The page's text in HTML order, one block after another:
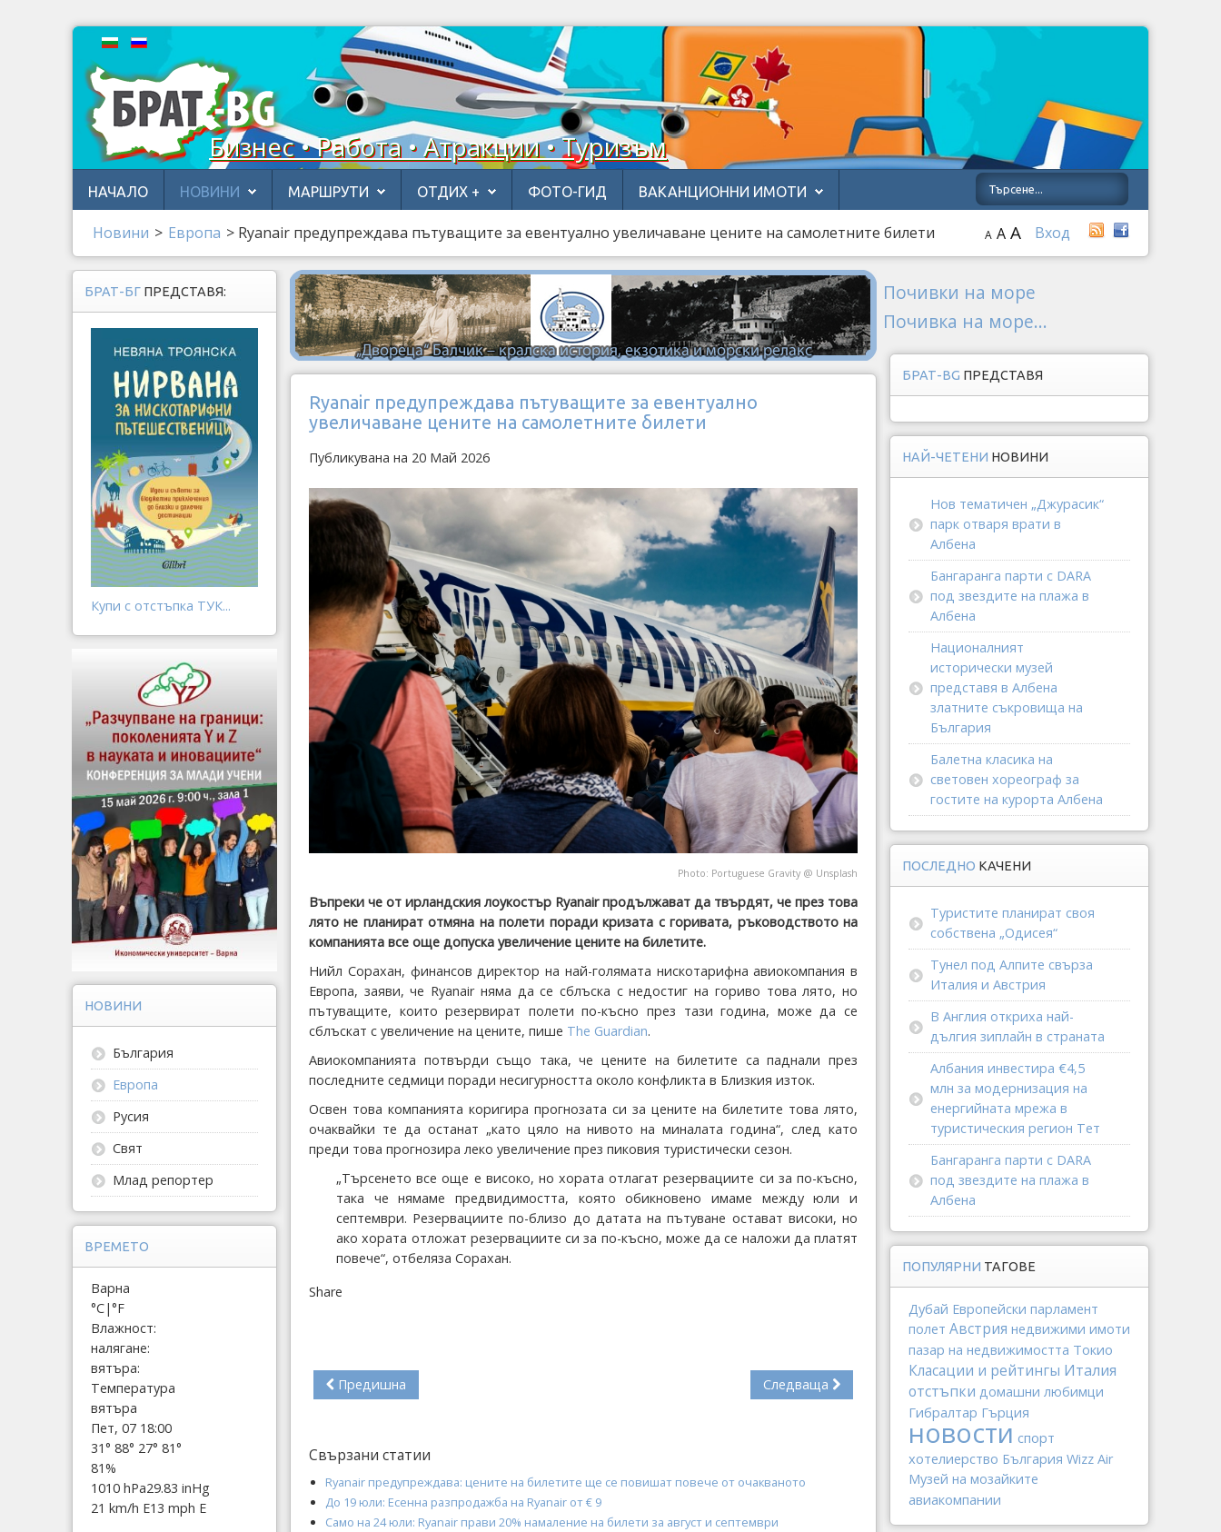
Бизнес • Работа • Атракции • Туризъм
НАЧАЛО НОВИНИ МАРШРУТИ ОТДИХ + ФОТО-ГИД ВАКАНЦИОННИ ИМОТИ
Новини > Европа > Ryanair предупреждава пътуващите за евентуално увеличаване цените на самолетните билети Вход
A A A
Ryanair предупреждава пътуващите за евентуално
увеличаване цените на самолетните билети
Публикувана на 20 Май 2026
Photo: Portuguese Gravity @ Unsplash
Въпреки че от ирландския лоукостър Ryanair продължават да твърдят, че през това
лято не планират отмяна на полети поради кризата с горивата, ръководството на
компанията все още допуска увеличение цените на билетите.
Нийл Сорахан, финансов директор на най-голямата нискотарифна авиокомпания в
Европа, заяви, че Ryanair няма да се сблъска с недостиг на гориво това лято, но
пътуващите, които резервират полети по-късно през тази година, може да се
сблъскат с увеличение на цените, пише The Guardian.
Авиокомпанията потвърди също така, че цените на билетите са паднали през
последните седмици поради несигурността около конфликта в Близкия изток.
Освен това компанията коригира прогнозата си за цените на билетите това лято,
очаквайки те да останат „като цяло на нивото на миналата година“, след като
преди това прогнозира леко увеличение през пиковия туристически сезон.
„Търсенето все още е високо, но хората отлагат резервациите си за по-късно,
така че нямаме предвидимостта, която обикновено имаме между юли и
септември. Резервациите по-близо до датата на пътуване остават високи, но
ако хората отложат резервациите си за по-късно, може да се наложи да платят
повече“, отбеляза Сорахан.
Share
Предишна Следваща
Свързани статии
Ryanair предупреждава: цените на билетите ще се повишат повече от очакваното
До 19 юли: Есенна разпродажба на Ryanair от € 9
Само на 24 юли: Ryanair прави 20% намаление на билети за август и септември
БРАТ-БГ ПРЕДСТАВЯ:
Купи с отстъпка ТУК...
НОВИНИ
България
Европа
Русия
Свят
Млад репортер
ВРЕМЕТО
Варна
°C|°F
Влажност:
налягане:
вятъра:
Температура
вятъра
Пет, 07 18:00
31° 88° 27° 81°
81%
1010 hPa29.83 inHg
21 km/h E13 mph E
Почивки на море
Почивка на море...
БРАТ-BG ПРЕДСТАВЯ
НАЙ-ЧЕТЕНИ НОВИНИ
Нов тематичен „Джурасик“
парк отваря врати в
Албена
Бангаранга парти с DARA
под звездите на плажа в
Албена
Националният
исторически музей
представя в Албена
златните съкровища на
България
Балетна класика на
световен хореограф за
гостите на курорта Албена
ПОСЛЕДНО КАЧЕНИ
Туристите планират своя
собствена „Одисея“
Тунел под Алпите свърза
Италия и Австрия
В Англия откриха най-
дългия зиплайн в страната
Албания инвестира €4,5
млн за модернизация на
енергийната мрежа в
туристическия регион Тет
Бангаранга парти с DARA
под звездите на плажа в
Албена
ПОПУЛЯРНИ ТАГОВЕ
Дубай Европейски парламент
полет Австрия недвижими имоти
пазар на недвижимостта Токио
Класации и рейтингы Италия
отстъпки домашни любимци
Гибралтар Гърция
новости спорт
хотелиерство България Wizz Air
Музей на мозайките
авиакомпании